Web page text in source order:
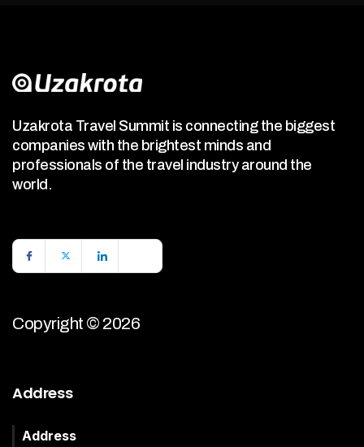
Uzakrota Travel Summit is connecting the biggest
companies with the brightest minds and
professionals of the travel industry around the
world.
Copyright © 2026
Address
Address